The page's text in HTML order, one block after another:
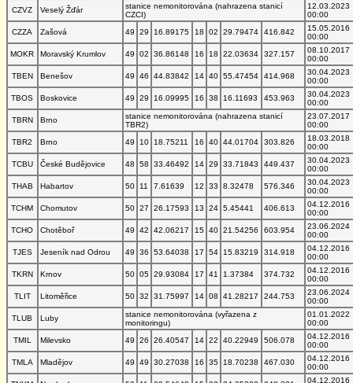
CZVZ
Veselý Žďár
stanice nemonitorována (nahrazena stanicí
CZCI)
12.03.2023
00:00
CZZA
Zašová 49 29 16.89175 18 02 29.79474 416.842
15.05.2016
00:00
MOKR
Moravský Krumlov 49 02 36.86148 16 18 22.03634 327.157
08.10.2017
00:00
TBEN
Benešov 49 46 44.83842 14 40 55.47454 414.968
30.04.2023
00:00
TBOS
Boskovice 49 29 16.09995 16 38 16.11693 453.963
30.04.2023
00:00
TBRN
Brno
stanice nemonitorována (nahrazena stanicí
TBR2)
23.07.2017
00:00
TBR2
Brno 49 10 18.75211 16 40 44.01704 303.826
18.03.2018
00:00
TCBU
České Budějovice 48 58 33.46492 14 29 33.71843 449.437
30.04.2023
00:00
THAB
Habartov 50 11 7.61639 12 33 8.32478 576.346
30.04.2023
00:00
TCHM
Chomutov 50 27 26.17593 13 24 5.45441 406.613
04.12.2016
00:00
TCHO
Chotěboř 49 42 42.06217 15 40 21.54256 603.954
23.06.2024
00:00
TJES
Jeseník nad Odrou 49 36 53.64038 17 54 15.83219 314.918
04.12.2016
00:00
TKRN
Krnov 50 05 29.93084 17 41 1.37384 374.732
04.12.2016
00:00
TLIT
Litoměřice 50 32 31.75997 14 08 41.28217 244.753
23.06.2024
00:00
TLUB
Luby
stanice nemonitorována (vyřazena z
monitoringu)
01.01.2022
00:00
TMIL
Milevsko 49 26 26.40547 14 22 40.22949 506.078
04.12.2016
00:00
TMLA
Mladějov 49 49 30.27038 16 35 18.70238 467.030
04.12.2016
00:00
04.12.2016